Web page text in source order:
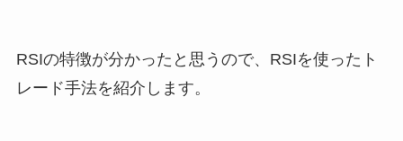
RSIの特徴が分かったと思うので、RSIを使ったト
レード手法を紹介します。